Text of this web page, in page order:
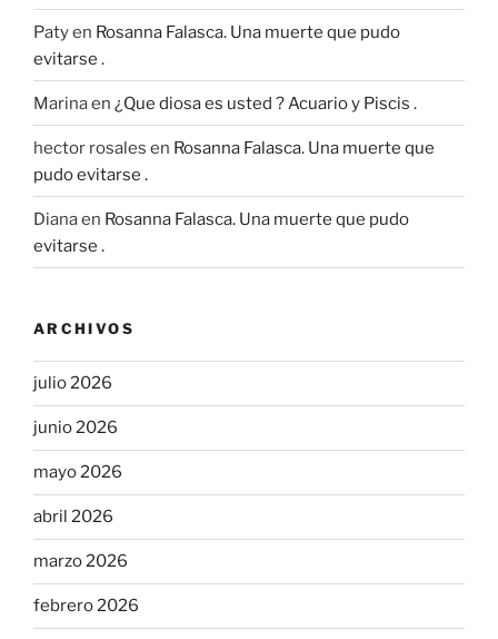
Patyen Rosanna Falasca. Una muerte que pudo
evitarse .
Marinaen ¿Que diosa es usted ? Acuario y Piscis .
hector rosales en Rosanna Falasca. Una muerte que
pudo evitarse .
Dianaen Rosanna Falasca. Una muerte que pudo
evitarse .
ARCHIVOS
julio 2026
junio 2026
mayo 2026
abril 2026
marzo 2026
febrero 2026